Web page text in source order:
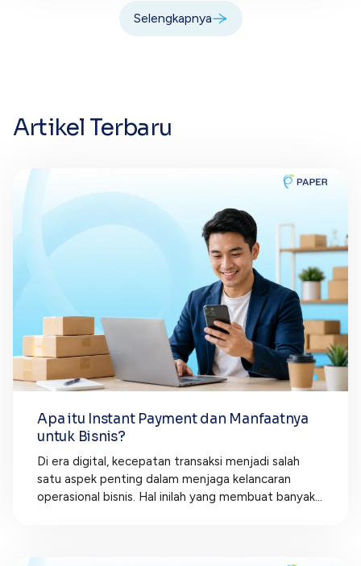
Selengkapnya
Artikel Terbaru
Apa itu Instant Payment dan Manfaatnya
untuk Bisnis?
Di era digital, kecepatan transaksi menjadi salah
satu aspek penting dalam menjaga kelancaran
operasional bisnis. Hal inilah yang membuat banyak...